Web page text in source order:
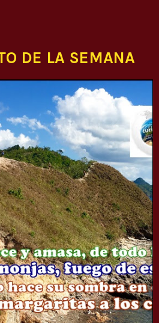
DE LA SEMANA